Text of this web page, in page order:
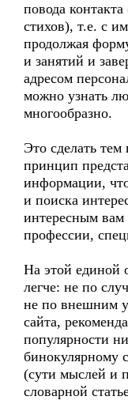
повода
стихов), т.е. с
продолжая
и занятий и
адресом
можно узнать
многообразно.
Это сделать
принцип
информации, что
и поиска
интересным вам
профессии,
На этой единой
легче: не по
не по внешним
сайта,
популярности
бинокулярному
(сути мыслей и
словарной